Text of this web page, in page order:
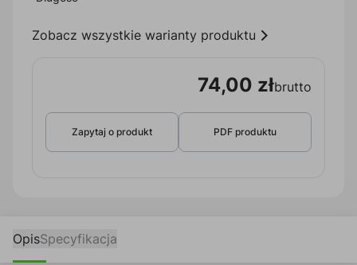
Zobacz wszystkie warianty produktu
74,00 złbrutto
Zapytaj o produkt PDF produktu
OpisSpecyfikacja